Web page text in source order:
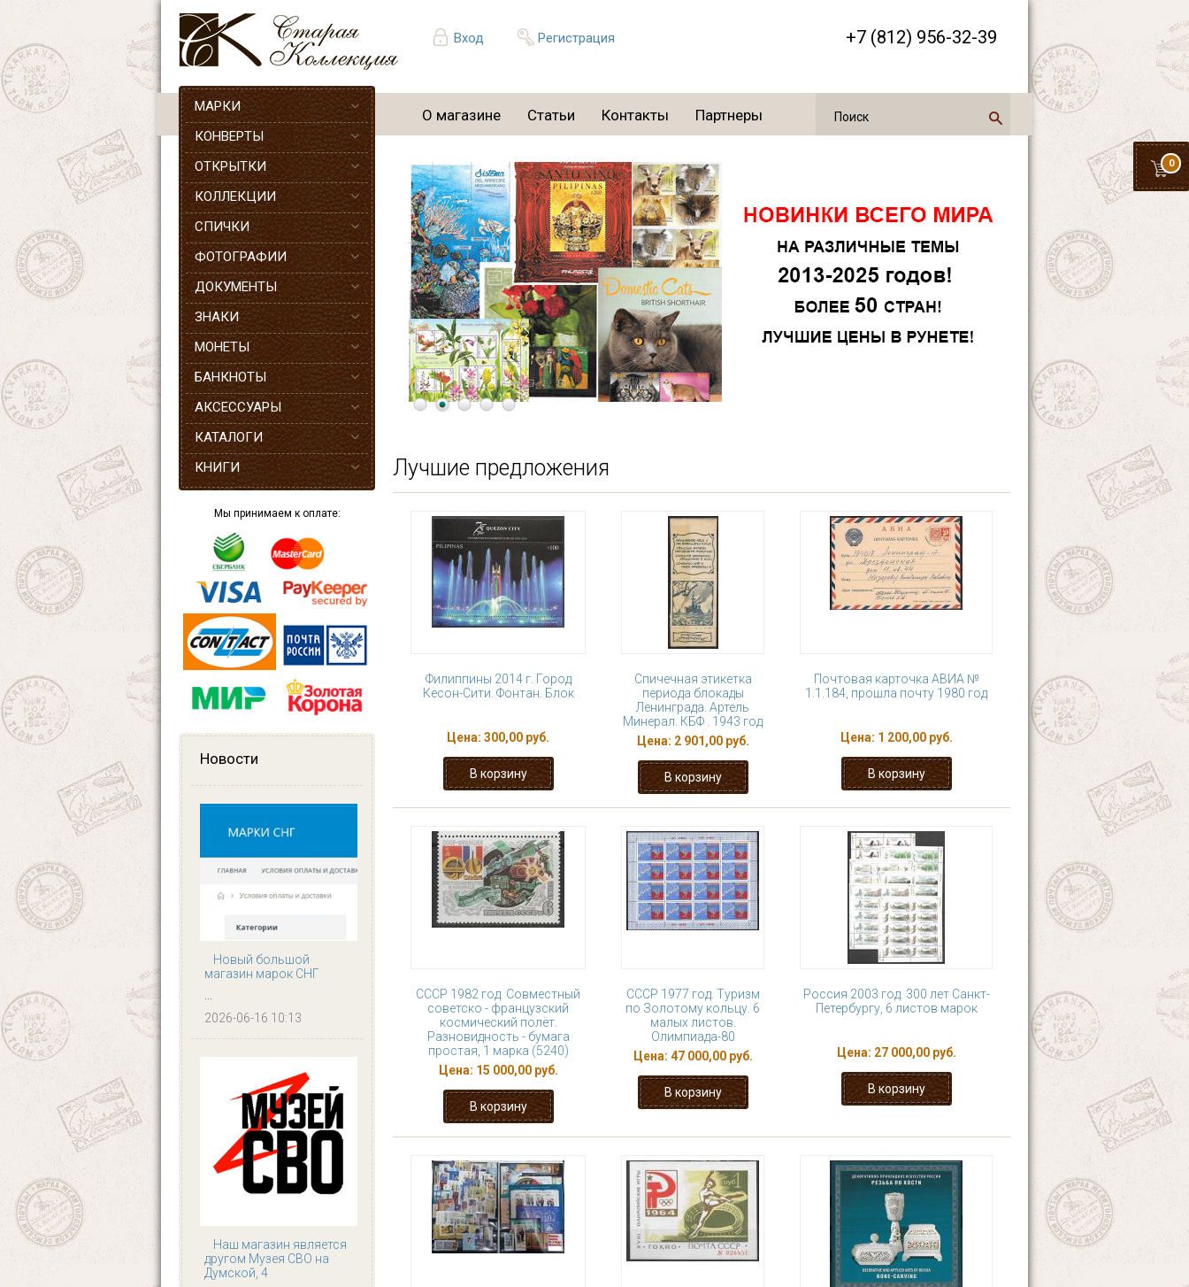
Вход Регистрация +7 (812) 956-32-39
0
О магазине Статьи Контакты Партнеры
МАРКИ
КОНВЕРТЫ
ОТКРЫТКИ
КОЛЛЕКЦИИ
СПИЧКИ
ФОТОГРАФИИ
ДОКУМЕНТЫ
ЗНАКИ
МОНЕТЫ
БАНКНОТЫ
АКСЕССУАРЫ
КАТАЛОГИ
КНИГИ
Мы принимаем к оплате:
Новости
Новый большой
магазин марок СНГ
...
2026-06-16 10:13
Наш магазин является
другом Музея СВО на
Думской, 4
Лучшие предложения
Филиппины 2014 г. Город
Кесон-Сити. Фонтан. Блок
Цена: 300,00 руб.
Спичечная этикетка
периода блокады
Ленинграда. Артель
Минерал. КБФ . 1943 год
Цена: 2 901,00 руб.
Почтовая карточка АВИА №
1.1.184, прошла почту 1980 год
Цена: 1 200,00 руб.
СССР 1982 год. Совместный
советско - французский
космический полёт.
Разновидность - бумага
простая, 1 марка (5240)
Цена: 15 000,00 руб.
СССР 1977 год. Туризм
по Золотому кольцу. 6
малых листов.
Олимпиада-80
Цена: 47 000,00 руб.
Россия 2003 год. 300 лет Санкт-
Петербургу, 6 листов марок
Цена: 27 000,00 руб.